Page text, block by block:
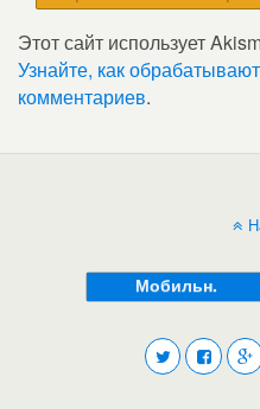
Этот сайт использует
Узнайте, как
комментариев.
Мобильн.